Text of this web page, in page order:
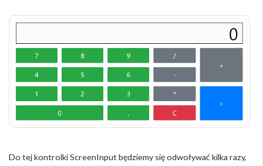
Do tej kontrolki ScreenInput będziemy się odwoływać kilka razy,